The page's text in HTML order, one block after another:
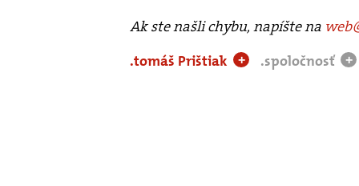
Ak ste našli chybu, napíšte na
.tomáš Prištiak
+ .spoločnosť +